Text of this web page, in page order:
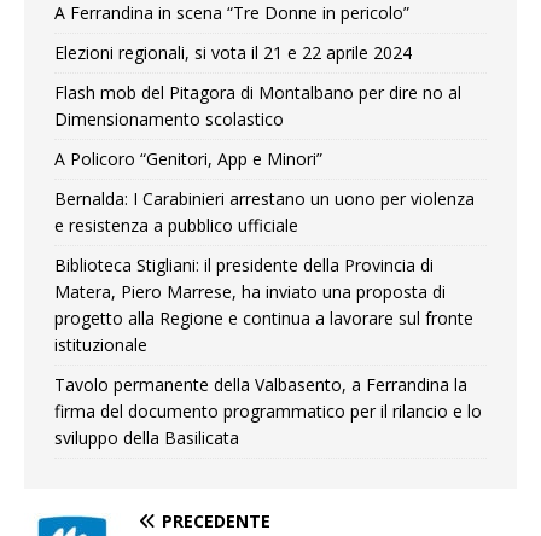
A Ferrandina in scena “Tre Donne in pericolo”
Elezioni regionali, si vota il 21 e 22 aprile 2024
Flash mob del Pitagora di Montalbano per dire no al
Dimensionamento scolastico
A Policoro “Genitori, App e Minori”
Bernalda: I Carabinieri arrestano un uono per violenza
e resistenza a pubblico ufficiale
Biblioteca Stigliani: il presidente della Provincia di
Matera, Piero Marrese, ha inviato una proposta di
progetto alla Regione e continua a lavorare sul fronte
istituzionale
Tavolo permanente della Valbasento, a Ferrandina la
firma del documento programmatico per il rilancio e lo
sviluppo della Basilicata
PRECEDENTE